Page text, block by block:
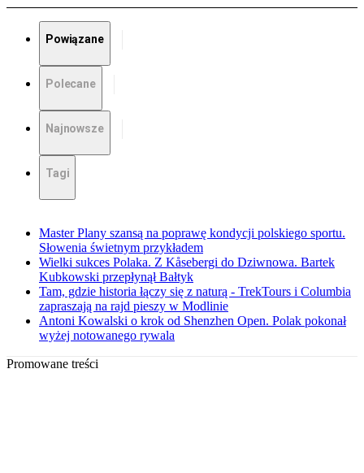
Powiązane
Polecane
Najnowsze
Tagi
Master Plany szansą na poprawę kondycji polskiego sportu.
Słowenia świetnym przykładem
Wielki sukces Polaka. Z Kåsebergi do Dziwnowa. Bartek
Kubkowski przepłynął Bałtyk
Tam, gdzie historia łączy się z naturą - TrekTours i Columbia
zapraszają na rajd pieszy w Modlinie
Antoni Kowalski o krok od Shenzhen Open. Polak pokonał
wyżej notowanego rywala
Promowane treści